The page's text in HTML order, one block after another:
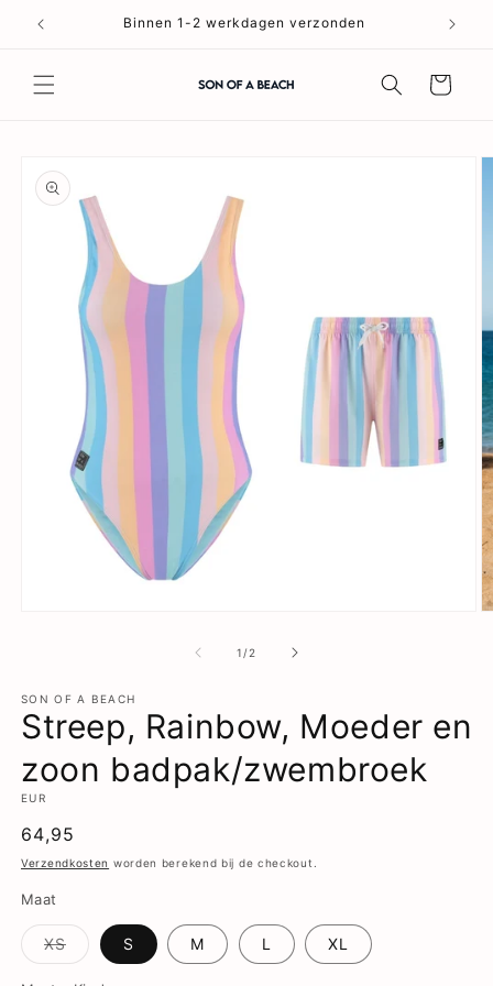
naar de
Binnen 1-2 werkdagen verzonden
Winkelwagen
1 /van
2
SON OF A BEACH
Streep, Rainbow, Moeder en
zoon badpak/zwembroek
EUR
Normale
prijs
64,95
Verzendkosten worden berekend bij de checkout.
Maat
XSVariant
uitverkocht
S M L XL